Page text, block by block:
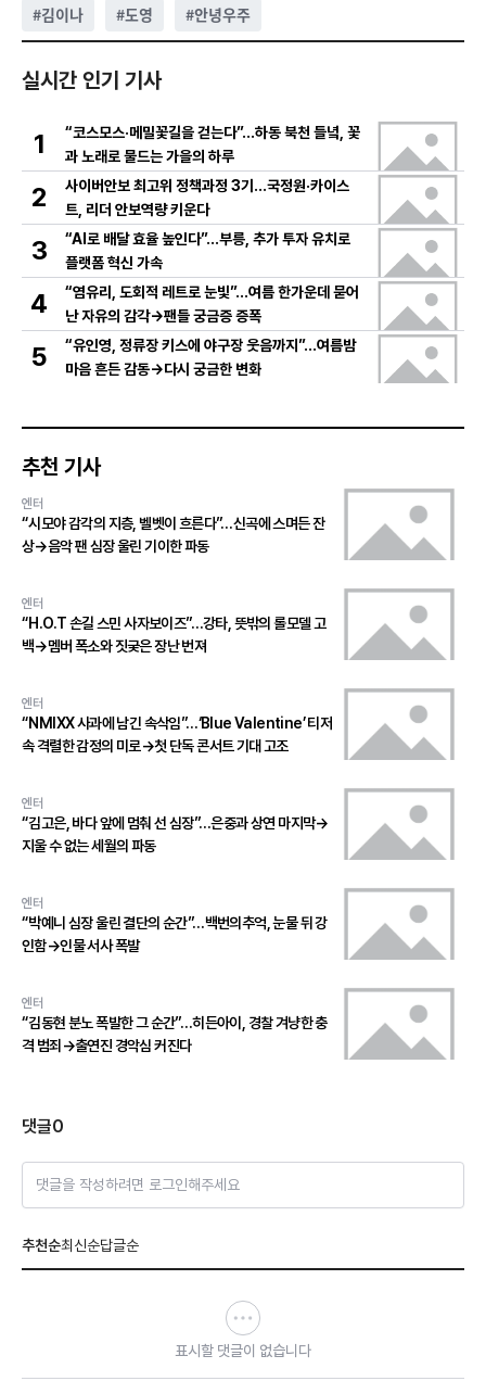
#김이나 #도영 #안녕우주
실시간 인기 기사
1
“코스모스·메밀꽃길을 걷는다”…하동 북천 들녘, 꽃
과 노래로 물드는 가을의 하루
2
사이버안보 최고위 정책과정 3기…국정원·카이스
트, 리더 안보역량 키운다
3
“AI로 배달 효율 높인다”…부릉, 추가 투자 유치로
플랫폼 혁신 가속
4
“염유리, 도회적 레트로 눈빛”…여름 한가운데 묻어
난 자유의 감각→팬들 궁금증 증폭
5
“유인영, 정류장 키스에 야구장 웃음까지”…여름밤
마음 흔든 감동→다시 궁금한 변화
추천 기사
엔터
“시모야 감각의 지층, 벨벳이 흐른다”…신곡에 스며든 잔
상→음악 팬 심장 울린 기이한 파동
엔터
“H.O.T 손길 스민 사자보이즈”…강타, 뜻밖의 롤모델 고
백→멤버 폭소와 짓궂은 장난 번져
엔터
“NMIXX 사과에 남긴 속삭임”…‘Blue Valentine’ 티저
속 격렬한 감정의 미로→첫 단독 콘서트 기대 고조
엔터
“김고은, 바다 앞에 멈춰 선 심장”…은중과 상연 마지막→
지울 수 없는 세월의 파동
엔터
“박예니 심장 울린 결단의 순간”…백번의추억, 눈물 뒤 강
인함→인물 서사 폭발
엔터
“김동현 분노 폭발한 그 순간”…히든아이, 경찰 겨냥한 충
격 범죄→출연진 경악심 커진다
댓글0
댓글을 작성하려면 로그인해주세요
추천순최신순답글순
표시할 댓글이 없습니다